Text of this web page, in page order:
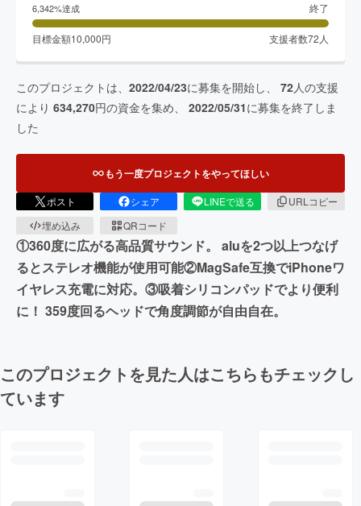
6,342%達成 終了
目標金額10,000円 支援者数72 人
このプロジェクトは、 2022/04/23に募集を開始し、 72人の支援
により 634,270円の資金を集め、 2022/05/31に募集を終了しま
した
もう一度プロジェクトをやってほしい
ポスト シェア LINEで送る
URLコピー
埋め込み
QRコード
①360度に広がる高品質サウンド。 aluを2つ以上つなげ
るとステレオ機能が使用可能②MagSafe互換でiPhoneワ
イヤレス充電に対応。③吸着シリコンパッドでより便利
に！ 359度回るヘッドで角度調節が自由自在。
このプロジェクトを見た人はこちらもチェックし
ています